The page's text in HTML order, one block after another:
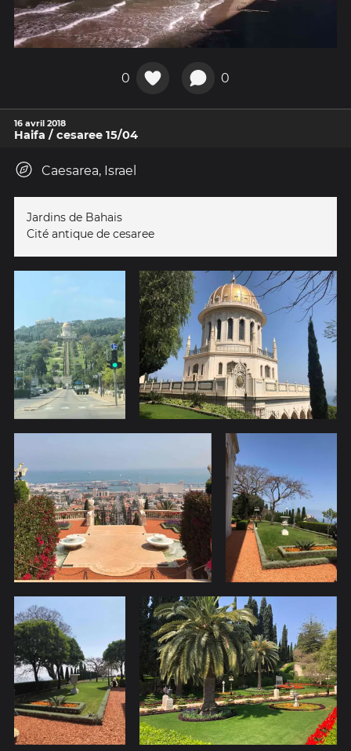
0 0
16 avril 2018
Haifa / cesaree 15/04
Caesarea, Israel
Jardins de Bahais
Cité antique de cesaree